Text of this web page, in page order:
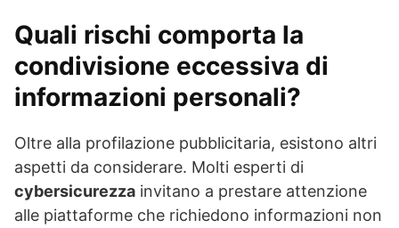
Quali rischi comporta la
condivisione eccessiva di
informazioni personali?
Oltre alla profilazione pubblicitaria, esistono altri
aspetti da considerare. Molti esperti di
cybersicurezza invitano a prestare attenzione
alle piattaforme che richiedono informazioni non